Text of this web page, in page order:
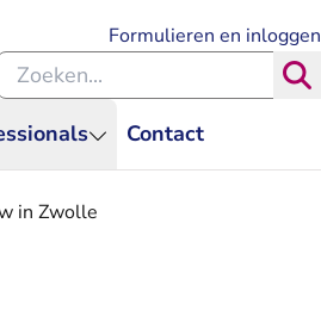
Contact
Formulieren en inloggen
binnen de Rechtspraak
in Zwolle